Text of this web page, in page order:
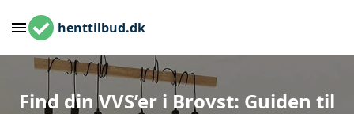
henttilbud.dk
Find din VVS’er i Brovst: Guiden til